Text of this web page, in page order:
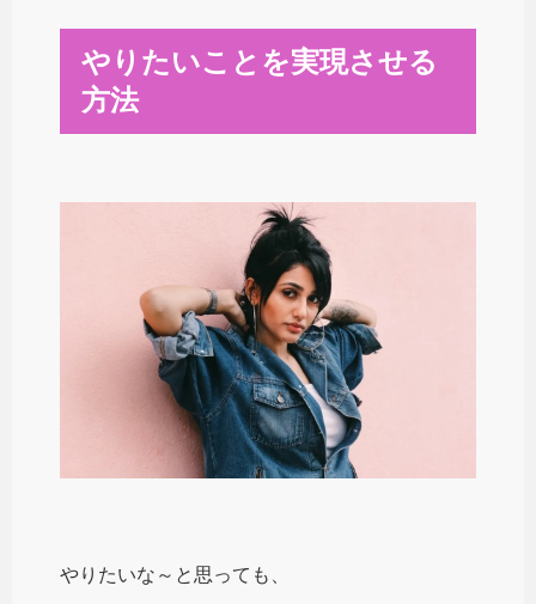
やりたいことを実現させる
方法
やりたいな～と思っても、